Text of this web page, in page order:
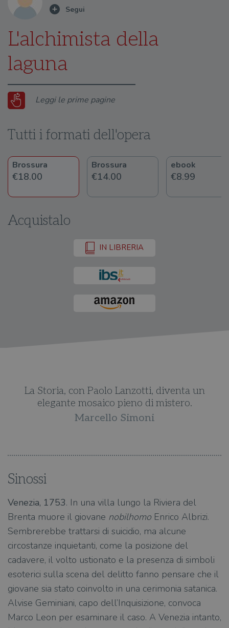
L'alchimista della
laguna
Leggi le prime pagine
Tutti i formati dell'opera
Brossura
€18.00
Brossura
€14.00
ebook
€8.99
Acquistalo
IN LIBRERIA
La Storia, con Paolo Lanzotti, diventa un
elegante mosaico pieno di mistero.
Marcello Simoni
Sinossi
Venezia, 1753. In una villa lungo la Riviera del
Brenta muore il giovane nobilhomo Enrico Albrizi.
Sembrerebbe trattarsi di suicidio, ma alcune
circostanze inquietanti, come la posizione del
cadavere, il volto ustionato e la presenza di simboli
esoterici sulla scena del delitto fanno pensare che il
giovane sia stato coinvolto in una cerimonia satanica.
Alvise Geminiani, capo dell’Inquisizione, convoca
Marco Leon per esaminare il caso. A Venezia intanto,